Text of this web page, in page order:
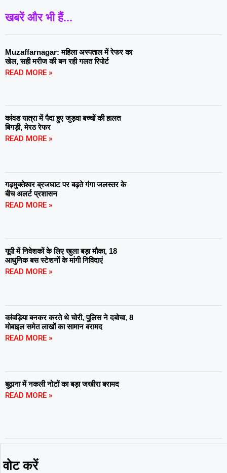
खबरें और भी हैं...
Muzaffarnagar: महिला अस्पताल में रेफर का
खेल, सही मरीज की बन रही गलत रिपोर्ट
READ MORE »
कांवड यात्रा में पैदा हुए जुड़वा बच्चों की हालत
बिगड़ी, मेरठ रेफर
READ MORE »
गढ़मुक्तेश्वर ब्रजघाट पर बढ़ते गंगा जलस्तर के
बीच अलर्ट प्रशासन
READ MORE »
यूपी में निवेशकों के लिए खुला बड़ा मौका, 18
आधुनिक बस स्टेशनों के मांगी निविदाएं
READ MORE »
कांवड़िया बनकर करते थे चोरी, पुलिस ने दबोचा, 8
मोबाइल समेत लाखों का सामान बरामद
READ MORE »
बुढ़ाना में नकली नोटों का बड़ा जखीरा बरामद
READ MORE »
वोट करें